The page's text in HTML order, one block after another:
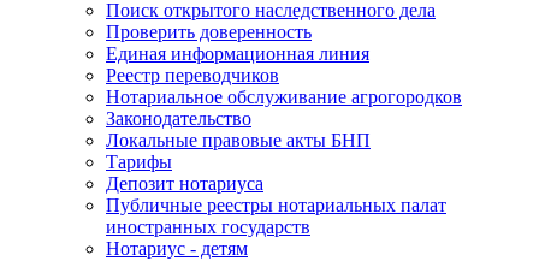
Поиск открытого наследственного дела
Проверить доверенность
Единая информационная линия
Реестр переводчиков
Нотариальное обслуживание агрогородков
Законодательство
Локальные правовые акты БНП
Тарифы
Депозит нотариуса
Публичные реестры нотариальных палат
иностранных государств
Нотариус - детям